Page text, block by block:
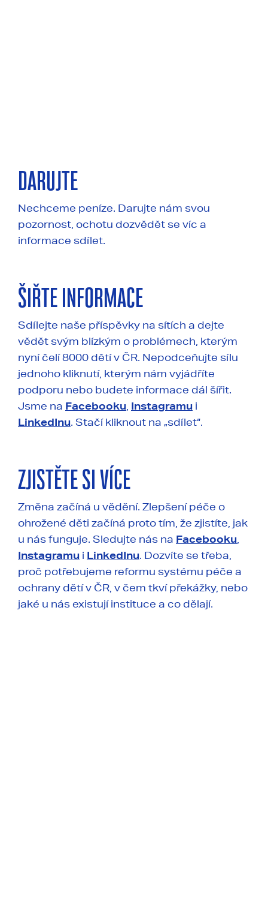
DARUJTE
Nechceme peníze. Darujte nám svou
pozornost, ochotu dozvědět se víc a
informace sdílet.
ŠIŘTE INFORMACE
Sdílejte naše příspěvky na sítích a dejte
vědět svým blízkým o problémech, kterým
nyní čelí 8000 dětí v ČR. Nepodceňujte sílu
jednoho kliknutí, kterým nám vyjádříte
podporu nebo budete informace dál šířit.
Jsme na Facebooku Instagramu i
LinkedInu. Stačí kliknout na „sdílet“.
ZJISTĚTE SI VÍCE
Změna začíná u vědění. Zlepšení péče o
ohrožené děti začíná proto tím, že zjistíte, jak
u nás funguje. Sledujte nás na Facebooku
Instagramu i LinkedInu. Dozvíte se třeba,
proč potřebujeme reformu systému péče a
ochrany dětí v ČR, v čem tkví překážky, nebo
jaké u nás existují instituce a co dělají.